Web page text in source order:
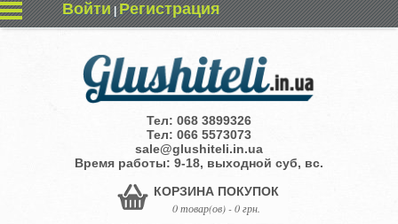
Войти|Регистрация
Тел: 068 3899326
Тел: 066 5573073
sale@glushiteli.in.ua
Время работы: 9-18, выходной суб, вс.
КОРЗИНА ПОКУПОК
0 товар(ов) - 0 грн.